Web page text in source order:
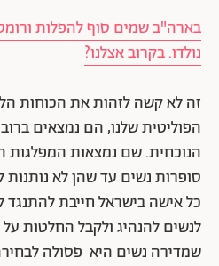
בארה"ב שמים סוף להפלות
נולדו. בקרוב אצלנו?
זה לא קשה לזהות את הכוחות
הפוליטית שלנו, הם נמצאים
הנוכחית. שם נמצאות המפלגות
סופרות נשים עד שהן לא נותנות
כל אישה בישראל חייבת
לנשים להנהיג ולקבל החלטות
שמדירה נשים היא פסולה